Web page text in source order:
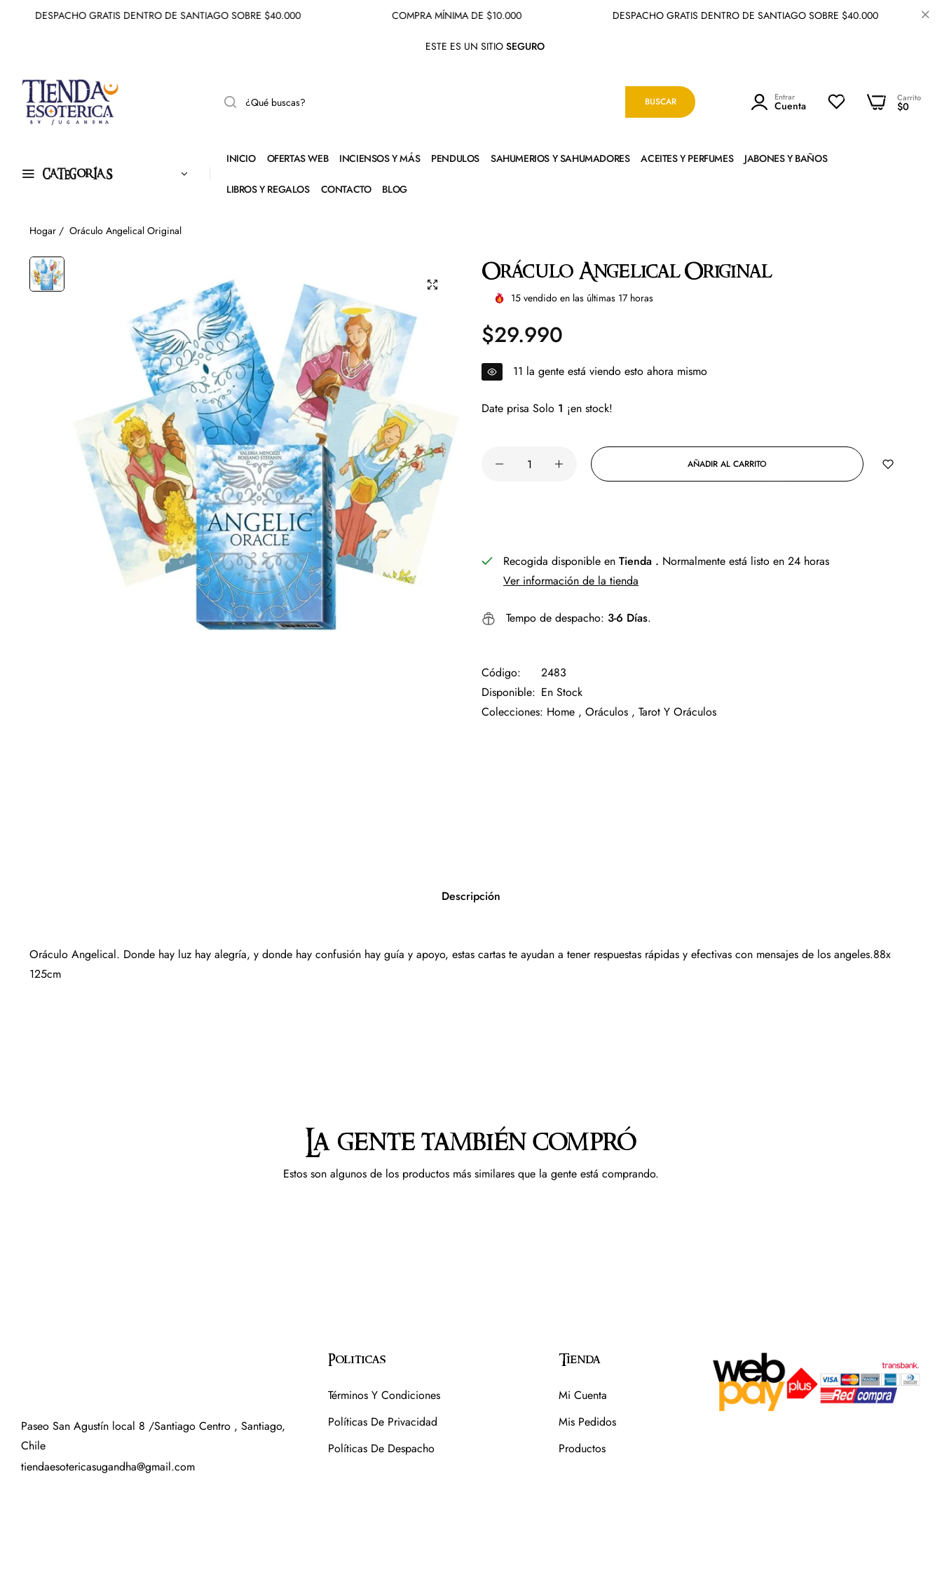
DESPACHO GRATIS DENTRO DE SANTIAGO SOBRE $40.000 COMPRA MÍNIMA DE $10.000 DESPACHO GRATIS DENTRO DE SANTIAGO SOBRE $40.000
ESTE ES UN SITIO SEGURO
BUSCAR Entrar
Cuenta
0 Carrito
$0
0
CATEGORÍAS
INICIO OFERTAS WEB INCIENSOS Y MÁS PENDULOS SAHUMERIOS Y SAHUMADORES ACEITES Y PERFUMES JABONES Y BAÑOS
LIBROS Y REGALOS CONTACTO BLOG
Hogar / Oráculo Angelical Original
Oráculo Angelical Original
15 vendido en las últimas 17 horas
Precio
regular
$29.990
17 la gente está viendo esto ahora mismo
Date prisa Solo 1 ¡en stock!
AÑADIR AL CARRITO
Recogida disponible en Tienda . Normalmente está listo en 24 horas
Ver información de la tienda
Tempo de despacho: 3-6 Días.
Código:
2483
Disponible: En Stock
Colecciones: Home , Oráculos , Tarot Y Oráculos
Descripción
Oráculo Angelical. Donde hay luz hay alegría, y donde hay confusión hay guía y apoyo, estas cartas te ayudan a tener respuestas rápidas y efectivas con mensajes de los angeles.88x
125cm
La gente también compró
Estos son algunos de los productos más similares que la gente está comprando.
Paseo San Agustín local 8 /Santiago Centro , Santiago,
Chile
tiendaesotericasugandha@gmail.com
Politicas
Términos Y Condiciones
Políticas De Privacidad
Políticas De Despacho
Tienda
Mi Cuenta
Mis Pedidos
Productos